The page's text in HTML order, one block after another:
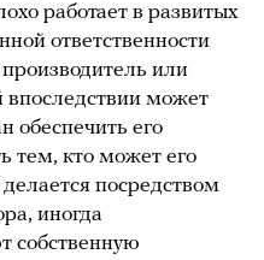
работает в развитых
ответственности
или
впоследствии может
обеспечить его
тем, кто может его
посредством
иногда
собственную